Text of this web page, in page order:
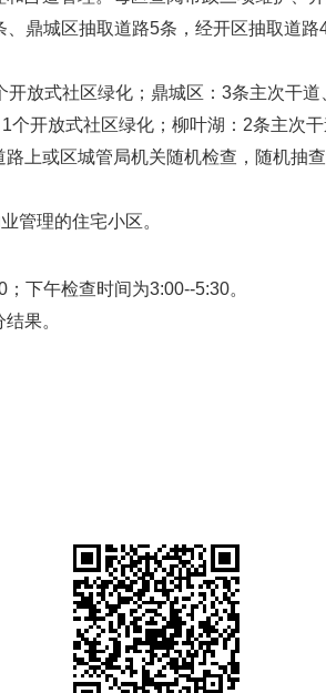
鼎城区抽取道路5条，经开区抽取道
放式社区绿化；鼎城区：3条主次干
开放式社区绿化；柳叶湖：2条主次
上或区城管局机关随机检查，随机抽
管理的住宅小区。
下午检查时间为3:00--5:30。
果。